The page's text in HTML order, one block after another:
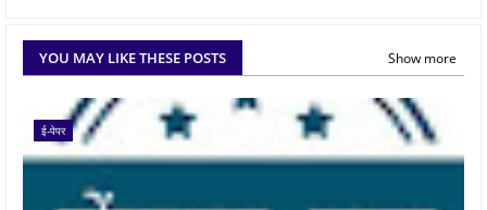
YOU MAY LIKE THESE POSTS Show more
ई-पेपर